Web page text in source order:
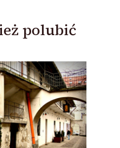
polubić